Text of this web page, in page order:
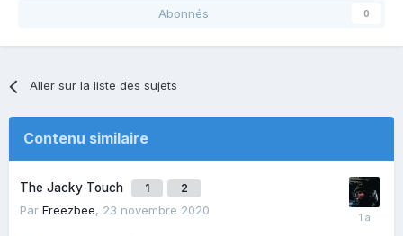
or PHV, in Japan this week, and plans to start sales
in Europe in March. The company doesn’t intend to
market the model in China.
“We’ve only just started production of hybrid
vehicles in China, so we’re making the utmost effort
Abonnés 0
Aller sur la liste des sujets
Contenu similaire
The Jacky Touch 1 2
Par Freezbee, 23 novembre 2020